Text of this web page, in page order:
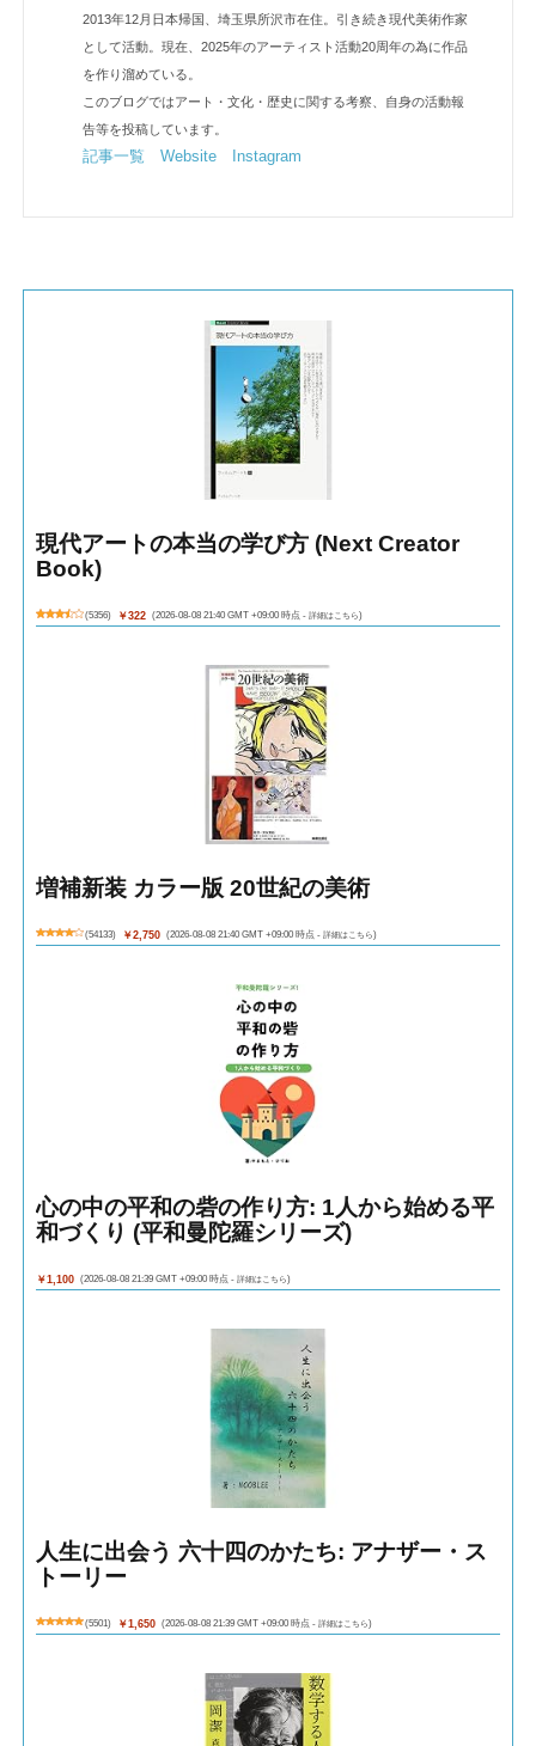
2013年12月日本帰国、埼玉県所沢市在住。引き続き現代美術作家
として活動。現在、2025年のアーティスト活動20周年の為に作品
を作り溜めている。
このブログではアート・文化・歴史に関する考察、自身の活動報
告等を投稿しています。
記事一覧 Website Instagram
現代アートの本当の学び方 (Next Creator
Book)
(5356) ￥322 (2026-08-08 21:40 GMT +09:00 時点 - 詳細はこちら)
増補新装 カラー版 20世紀の美術
(54133) ￥2,750 (2026-08-08 21:40 GMT +09:00 時点 - 詳細はこちら)
心の中の平和の砦の作り方: 1人から始める平
和づくり (平和曼陀羅シリーズ)
￥1,100 (2026-08-08 21:39 GMT +09:00 時点 -詳細はこちら)
人生に出会う 六十四のかたち: アナザー・ス
トーリー
(5501) ￥1,650 (2026-08-08 21:39 GMT +09:00 時点 - 詳細はこちら)